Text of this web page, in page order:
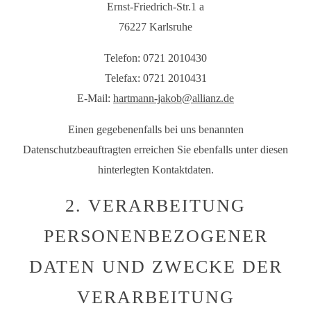
Ernst-Friedrich-Str.1 a
76227 Karlsruhe
Telefon: 0721 2010430
Telefax: 0721 2010431
E-Mail: hartmann-jakob@allianz.de
Einen gegebenenfalls bei uns benannten
Datenschutzbeauftragten erreichen Sie ebenfalls unter diesen
hinterlegten Kontaktdaten.
2. VERARBEITUNG
PERSONENBEZOGENER
DATEN UND ZWECKE DER
VERARBEITUNG